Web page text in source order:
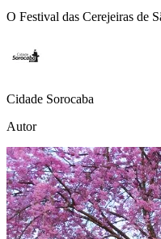
O Festival das Cerejeiras de
Cidade Sorocaba
Autor